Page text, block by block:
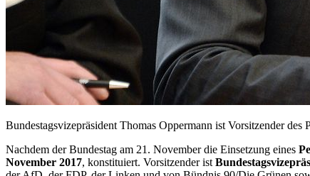
Bundestagsvizepräsident Thomas Oppermann ist Vorsitzender
Nachdem der Bundestag am 21. November die Einsetzung eines
November 2017, konstituiert. Vorsitzender ist